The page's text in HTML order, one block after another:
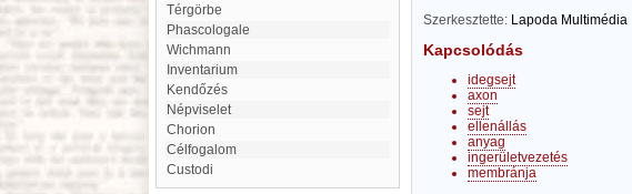
Térgörbe
Phascologale
Wichmann
Inventarium
Kendőzés
népviselet
Chorion
célfogalom
Custodi
Szerkesztette: Lapoda Multimédia
Kapcsolódás
idegsejt
axon
sejt
ellenállás
anyag
ingerületvezetés
membránja